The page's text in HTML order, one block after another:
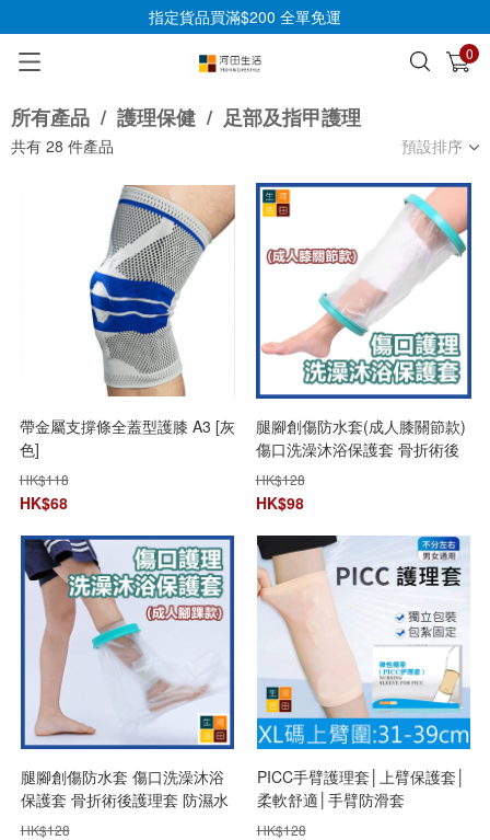
指定貨品買滿$200 全單免運
0
已加入購物車 查看
所有產品 / 護理保健 / 足部及指甲護理
共有 28 件產品 預設排序
帶金屬支撐條全蓋型護膝 A3 [灰
色]
HK$118
HK$68
腿腳創傷防水套(成人膝關節款)
傷口洗澡沐浴保護套 骨折術後
護理套 防濕水套
HK$128
HK$98
腿腳創傷防水套 傷口洗澡沐浴
保護套 骨折術後護理套 防濕水
套(成人腳踝款)
HK$128
PICC手臂護理套│上臂保護套│
柔軟舒適│手臂防滑套
HK$128